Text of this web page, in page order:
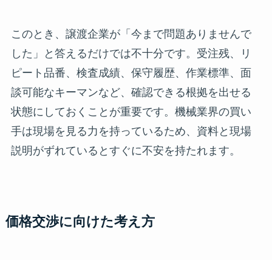
このとき、譲渡企業が「今まで問題ありませんで
した」と答えるだけでは不十分です。受注残、リ
ピート品番、検査成績、保守履歴、作業標準、面
談可能なキーマンなど、確認できる根拠を出せる
状態にしておくことが重要です。機械業界の買い
手は現場を見る力を持っているため、資料と現場
説明がずれているとすぐに不安を持たれます。
価格交渉に向けた考え方